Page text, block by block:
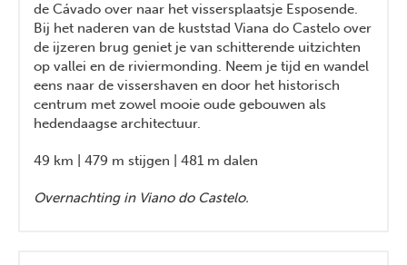
de Cávado over naar het vissersplaatsje Esposende.
Bij het naderen van de kuststad Viana do Castelo over
de ijzeren brug geniet je van schitterende uitzichten
op vallei en de riviermonding. Neem je tijd en wandel
eens naar de vissershaven en door het historisch
centrum met zowel mooie oude gebouwen als
hedendaagse architectuur.
49 km | 479 m stijgen | 481 m dalen
Overnachting in Viano do Castelo.